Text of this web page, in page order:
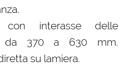
con interasse delle
da 370 a 630 mm.
su lamiera.